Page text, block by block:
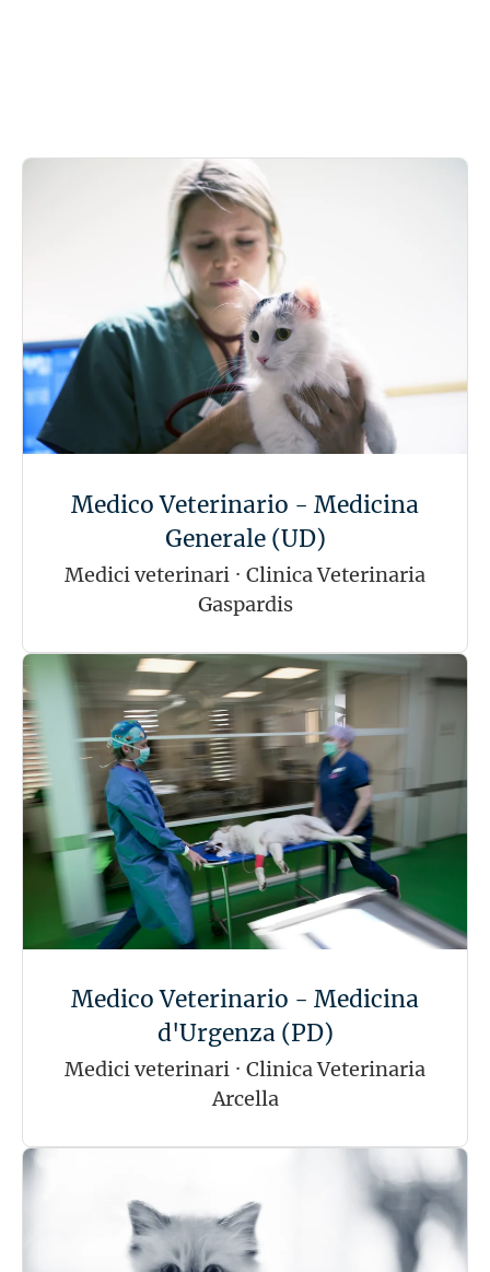
Medico Veterinario - Medicina
Generale (UD)
Medici veterinari · Clinica Veterinaria
Gaspardis
Medico Veterinario - Medicina
d'Urgenza (PD)
Medici veterinari · Clinica Veterinaria
Arcella